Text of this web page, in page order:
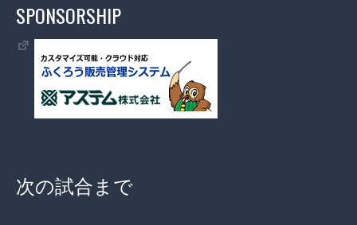
SPONSORSHIP
次の試合まで